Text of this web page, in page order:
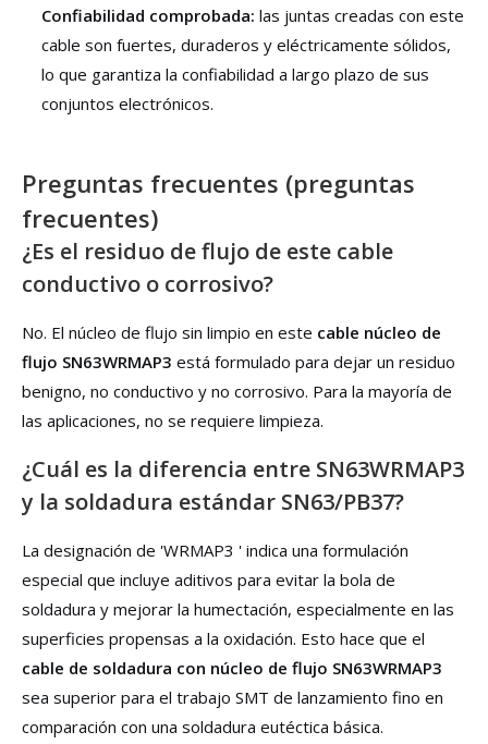
Confiabilidad comprobada: las juntas creadas con este
cable son fuertes, duraderos y eléctricamente sólidos,
lo que garantiza la confiabilidad a largo plazo de sus
conjuntos electrónicos.
Preguntas frecuentes (preguntas
frecuentes)
¿Es el residuo de flujo de este cable
conductivo o corrosivo?
No. El núcleo de flujo sin limpio en este cable núcleo de
flujo SN63WRMAP3 está formulado para dejar un residuo
benigno, no conductivo y no corrosivo. Para la mayoría de
las aplicaciones, no se requiere limpieza.
¿Cuál es la diferencia entre SN63WRMAP3
y la soldadura estándar SN63/PB37?
La designación de 'WRMAP3 ' indica una formulación
especial que incluye aditivos para evitar la bola de
soldadura y mejorar la humectación, especialmente en las
superficies propensas a la oxidación. Esto hace que el
cable de soldadura con núcleo de flujo SN63WRMAP3
sea superior para el trabajo SMT de lanzamiento fino en
comparación con una soldadura eutéctica básica.